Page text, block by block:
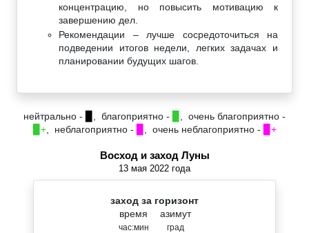
концентрацию, но повысить мотивацию к
завершению дел.
Рекомендации – лучше сосредоточиться на
подведении итогов недели, легких задачах и
планировании будущих шагов.
нейтрально - , благоприятно -
, очень благоприятно -
▉+, неблагоприятно - , очень неблагоприятно - ▉+
Восход и заход Луны
13 мая 2022 года
заход за горизонт
время
час:мин
азимут
град